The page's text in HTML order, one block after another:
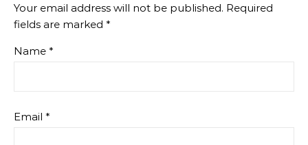
Your email address will not be published. Required
fields are marked *
Name *
Email *